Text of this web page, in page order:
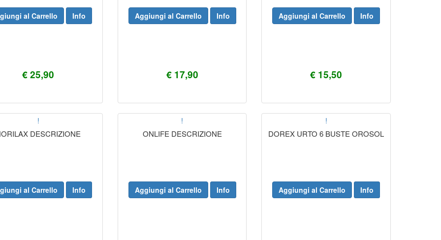
€ 25,90
al Carrello Info
€ 17,90
Aggiungi al Carrello Info
€ 15,50
Aggiungi al Carrello Info
!
DESCRIZIONE
al Carrello Info
!
ONLIFE DESCRIZIONE
Aggiungi al Carrello Info
!
DOREX URTO 6 BUSTE OROSOL
Aggiungi al Carrello Info